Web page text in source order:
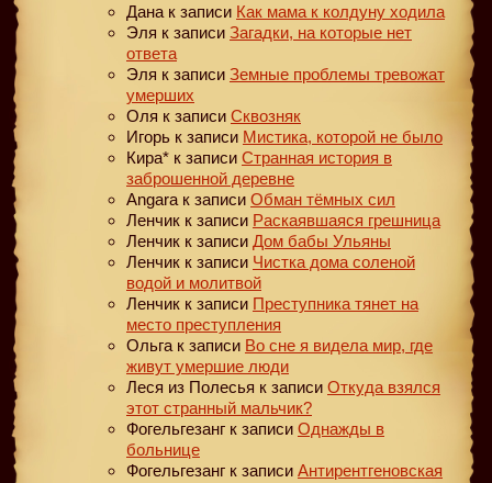
Дана к записи Как мама к колдуну ходила
Эля к записи Загадки, на которые нет
ответа
Эля к записи Земные проблемы тревожат
умерших
Оля к записи Сквозняк
Игорь к записи Мистика, которой не было
Кира* к записи Странная история в
заброшенной деревне
Angara к записи Обман тёмных сил
Ленчик к записи Раскаявшаяся грешница
Ленчик к записи Дом бабы Ульяны
Ленчик к записи Чистка дома соленой
водой и молитвой
Ленчик к записи Преступника тянет на
место преступления
Ольга к записи Во сне я видела мир, где
живут умершие люди
Леся из Полесья к записи Откуда взялся
этот странный мальчик?
Фогельгезанг к записи Однажды в
больнице
Фогельгезанг к записи Антирентгеновская